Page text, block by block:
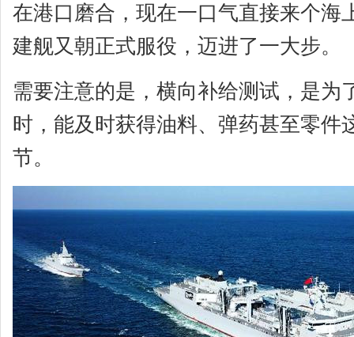
在港口磨合，现在一口气直接来个海
建舰又朝正式服役，迈进了一大步。
需要注意的是，横向补给测试，是为
时，能及时获得油料、弹药甚至零件
节。